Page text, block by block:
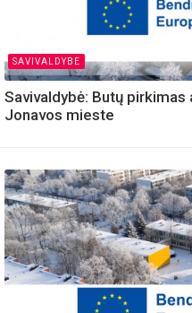
SAVIVALDYBE
Savivaldybė: Butų
Jonavos mieste